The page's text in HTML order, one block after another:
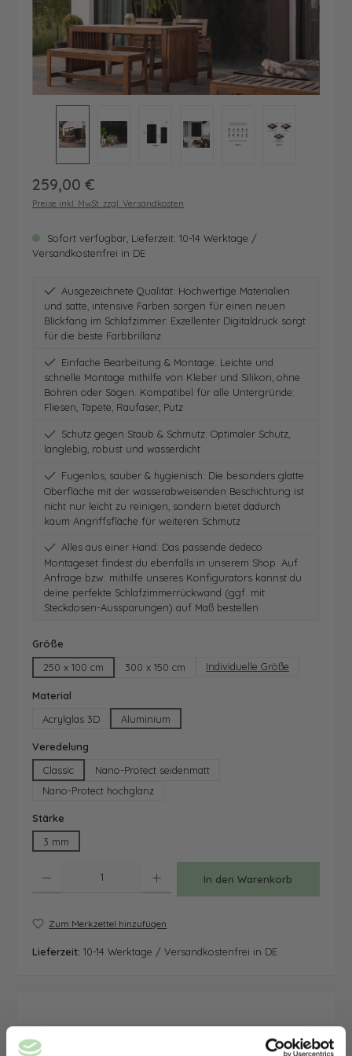
Regulärer Preis:
259,00 €
Preise inkl. MwSt. zzgl. Versandkosten
Sofort verfügbar, Lieferzeit: 10-14 Werktage /
Versandkostenfrei in DE
Ausgezeichnete Qualität: Hochwertige Materialien
und satte, intensive Farben sorgen für einen neuen
Blickfang im Schlafzimmer. Exzellenter Digitaldruck sorgt
für die beste Farbbrillanz
Einfache Bearbeitung & Montage: Leichte und
schnelle Montage mithilfe von Kleber und Silikon, ohne
Bohren oder Sägen. Kompatibel für alle Untergründe:
Fliesen, Tapete, Raufaser, Putz
Schutz gegen Staub & Schmutz: Optimaler Schutz,
langlebig, robust und wasserdicht
Fugenlos, sauber & hygienisch: Die besonders glatte
Oberfläche mit der wasserabweisenden Beschichtung ist
nicht nur leicht zu reinigen, sondern bietet dadurch
kaum Angriffsfläche für weiteren Schmutz
Alles aus einer Hand: Das passende dedeco
Montageset findest du ebenfalls in unserem Shop. Auf
Anfrage bzw. mithilfe unseres Konfigurators kannst du
deine perfekte Schlafzimmerrückwand (ggf. mit
Steckdosen-Aussparungen) auf Maß bestellen
Größe
250 x 100 cm
300 x 150 cm Individuelle Größe
Material
Acrylglas 3D
Aluminium
Veredelung
Classic
Nano-Protect seidenmatt
Nano-Protect hochglanz
Stärke
3 mm
In den Warenkorb
Zum Merkzettel hinzufügen
Lieferzeit: 10-14 Werktage / Versandkostenfrei in DE